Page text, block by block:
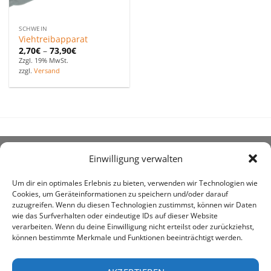
Einwilligung verwalten
Um dir ein optimales Erlebnis zu bieten, verwenden wir Technologien wie
Cookies, um Geräteinformationen zu speichern und/oder darauf
zuzugreifen. Wenn du diesen Technologien zustimmst, können wir Daten
wie das Surfverhalten oder eindeutige IDs auf dieser Website
verarbeiten. Wenn du deine Einwilligung nicht erteilst oder zurückziehst,
können bestimmte Merkmale und Funktionen beeinträchtigt werden.
SCHWEIN
Viehtreibapparat
2,70€ –73,90€
Zzgl. 19% MwSt.
zzgl.Versand
um den Kauf landwirtschaftlicher Bedarfsartikel geht.